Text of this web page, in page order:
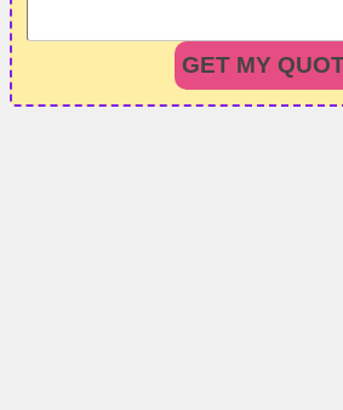
GET MY